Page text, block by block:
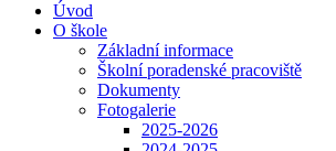
Úvod
O škole
Základní informace
Školní poradenské pracoviště
Dokumenty
Fotogalerie
2025-2026